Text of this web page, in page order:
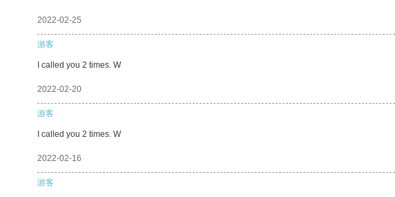
2022-02-25
游客
I called you 2 times. W
2022-02-20
游客
I called you 2 times. W
2022-02-16
游客